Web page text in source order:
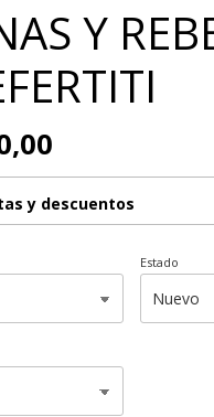
Y
y descuentos
Estado